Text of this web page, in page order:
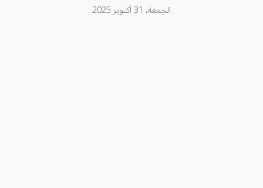
الجمعة، 31 أكتوبر 2025